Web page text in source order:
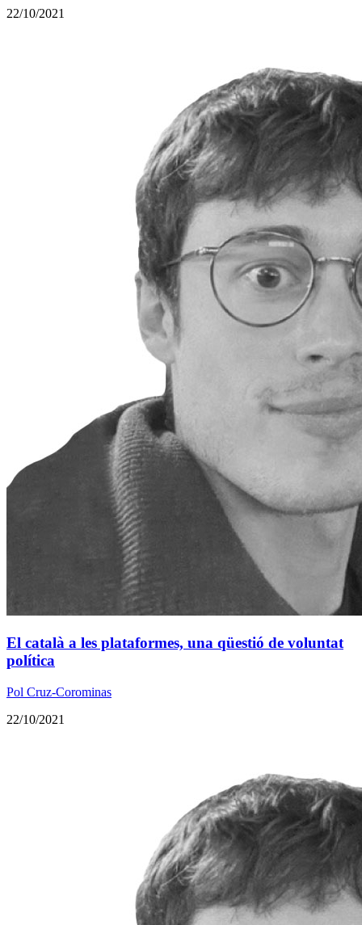
22/10/2021
El català a les plataformes, una qüestió de voluntat
política
Pol Cruz-Corominas
22/10/2021